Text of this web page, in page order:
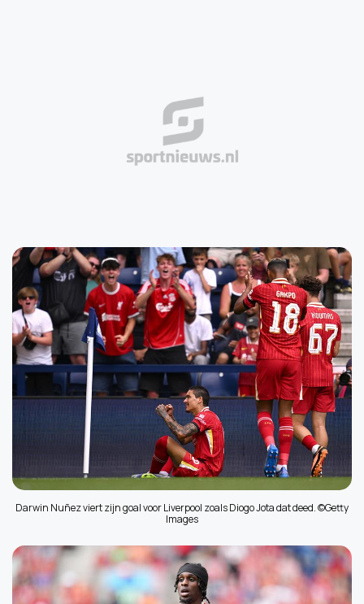
Darwin Nuñez viert zijn goal voor Liverpool zoals Diogo Jota dat deed. ©Getty
Images